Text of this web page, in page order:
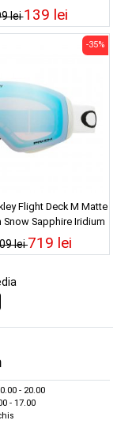
lei139 lei
Flight Deck M Matte
Snow Sapphire Iridium
23/24
lei
-35%
719 lei
- 20.00
- 17.00